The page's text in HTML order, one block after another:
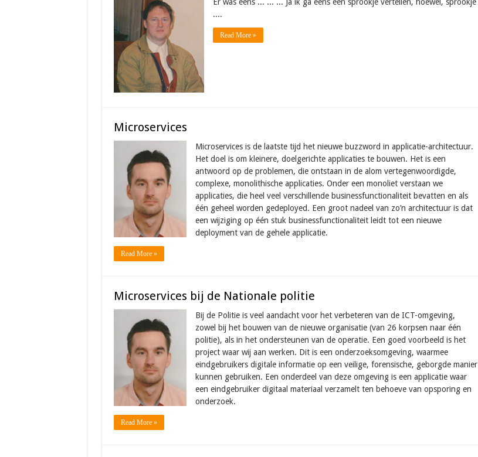
....
Read More »
Microservices
Microservices is de laatste tijd het nieuwe buzzword in applicatie-architectuur.
Het doel is om kleinere, doelgerichte applicaties te bouwen. Het is een
antwoord op de problemen, die ontstaan in de alom vertegenwoordigde,
complexe, monolithische applicaties. Onder een monoliet verstaan we
applicaties, die heel veel verschillende businessfunctionaliteit bevatten en als
één geheel worden gedeployed. Een groot nadeel van zo’n architectuur is dat
een wijziging op één stuk businessfunctionaliteit leidt tot een nieuwe
deployment van de gehele applicatie.
Read More »
Microservices bij de Nationale politie
Bij de Politie is veel aandacht voor het verbeteren van de ICT-omgeving,
zowel bij het bouwen van de nieuwe organisatie (van 26 korpsen naar één
politie), als in het ondersteunen van de operatie. Een goed voorbeeld is het
project waar wij aan werken. Dit is een onderzoeksomgeving, waarmee
eindgebruikers digitale informatie op een veilige, forensische, geborgde manier
kunnen gebruiken. Een onderdeel van deze omgeving is een applicatie waar
een eindgebruiker digitaal materiaal verzamelt ten behoeve van opsporing en
onderzoek.
Read More »